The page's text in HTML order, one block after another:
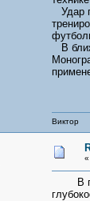
Удар
В
Виктор
«
В